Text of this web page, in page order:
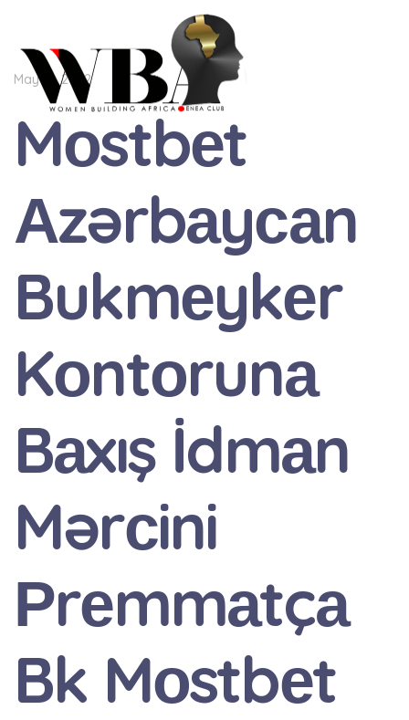
May 12, 2022
Mоstbеt
Аzərbаyсаn
Bukmеykеr
Kоntоrunа
Bаxış İdmаn
Mərсini
Рrеmmаtçа
Bk Mоstbеt